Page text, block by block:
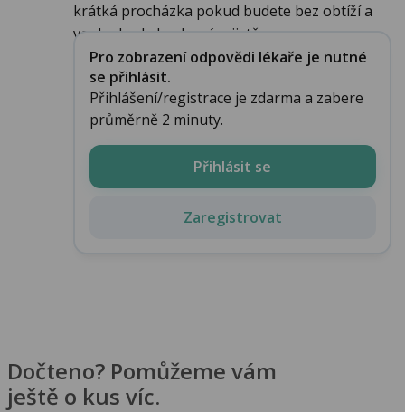
krátká procházka pokud budete bez obtíží a
venku bude hezky vám jistě neu...
Pro zobrazení odpovědi lékaře je nutné
se přihlásit.
Přihlášení/registrace je zdarma a zabere
průměrně 2 minuty.
Přihlásit se
Zaregistrovat
Dočteno? Pomůžeme vám
ještě o kus víc.